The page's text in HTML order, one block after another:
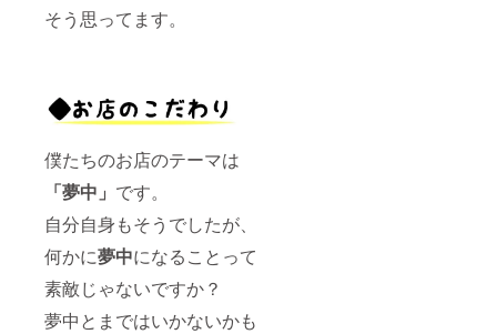
そう思ってます。
僕たちのお店のテーマは
「夢中」 です。
自分自身もそうでしたが、
何かに夢中になることって
素敵じゃないですか？
夢中とまではいかないかも